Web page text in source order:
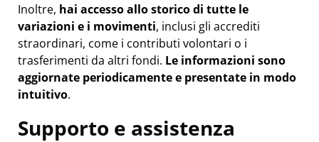
Inoltre, hai accesso allo storico di tutte le
variazioni e i movimenti, inclusi gli accrediti
straordinari, come i contributi volontari o i
trasferimenti da altri fondi. Le informazioni sono
aggiornate periodicamente e presentate in modo
intuitivo.
Supporto e assistenza